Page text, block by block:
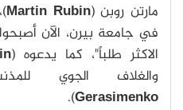
مارتن روبن (Martin Rubin
في جامعة بيرن، الآن
الاكثر طلباً"، كما يدعوه (
والغلاف الجوي
Gerasimenko
).